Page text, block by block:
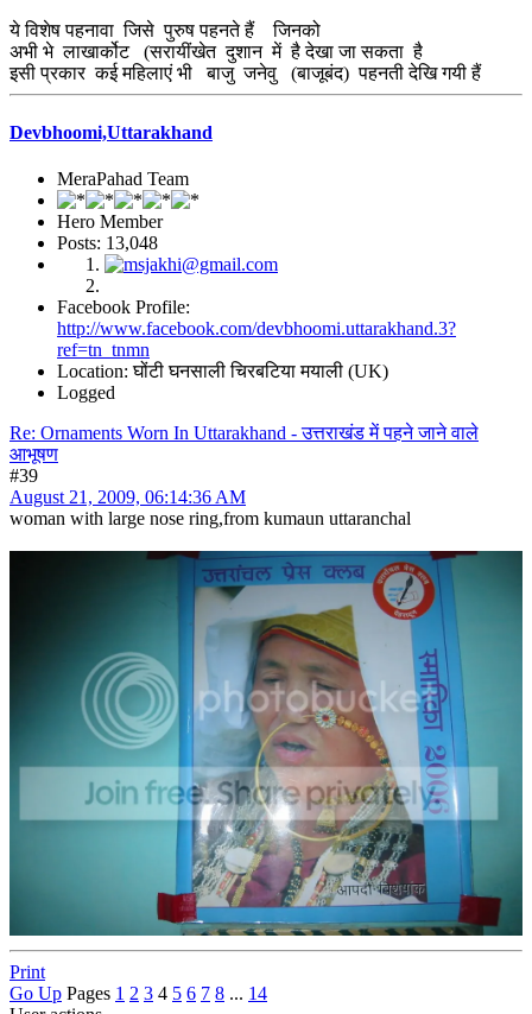
ये विशेष पहनावा जिसे पुरुष पहनते हैं जिनको
अभी भे लाखार्कोट (सरायींखेत दुशान में है देखा जा सकता है
इसी प्रकार कई महिलाएं भी बाजु जनेवु (बाजूबंद) पहनती देखि गयी हैं
Devbhoomi,Uttarakhand
MeraPahad Team
Hero Member
Posts: 13,048
Facebook Profile:
http://www.facebook.com/devbhoomi.uttarakhand.3?
ref=tn_tnmn
Location: घोंटी घनसाली चिरबटिया मयाली (UK)
Logged
Re: Ornaments Worn In Uttarakhand - उत्तराखंड में पहने जाने वाले
आभूषण
#39
August 21, 2009, 06:14:36 AM
woman with large nose ring,from kumaun uttaranchal
Print
Go Up Pages 1 2 3 4 5 6 7 8 ... 14